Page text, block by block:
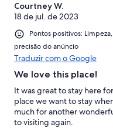
Courtney W.
18 de jul. de 2023
Pontos positivos:
precisão do anúncio
Traduzir com o Google
We love this place!
It was great to stay here
place we want to stay
much for another
to visiting again.